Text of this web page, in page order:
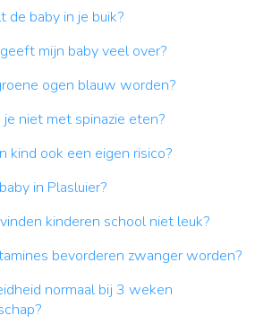
de baby in je buik?
mijn baby veel over?
ogen blauw worden?
niet met spinazie eten?
kind ook een eigen risico?
in Plasluier?
kinderen school niet leuk?
bevorderen zwanger worden?
normaal bij 3 weken